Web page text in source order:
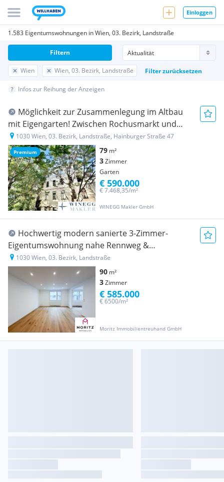
Einloggen
1.583 Eigentumswohnungen in Wien, 03. Bezirk, Landstraße
Wien Wien, 03. Bezirk, Landstraße Filter zurücksetzen
Filtern
Infos zur Reihung der Anzeigen
Premium
Möglichkeit zur Zusammenlegung im Altbau
mit Eigengarten! Zwischen Rochusmarkt und
Kardinal Nagl- Platz!
1030 Wien, 03. Bezirk, Landstraße, Hainburger Straße 47
79 m²
3Zimmer
Garten
WINEGG Makler GmbH
€ 7.468,35/m²
€ 590.000
Hochwertig modern sanierte 3-Zimmer-
Eigentumswohnung nahe Rennweg &
Arenbergpark
1030 Wien, 03. Bezirk, Landstraße
90 m²
3Zimmer
Moritz Immobilientreuhand GmbH
€ 6500/m²
€ 585.000